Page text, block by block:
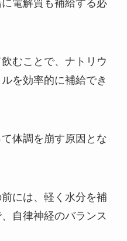
電解質も補給する必
むことで、ナトリウ
を効率的に補給でき
体調を崩す原因とな
には、軽く水分を補
自律神経のバランス